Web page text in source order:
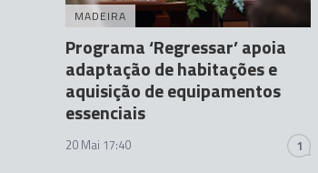
MADEIRA
Programa ‘Regressar’ apoia
adaptação de habitações e
aquisição de equipamentos
essenciais
20 Mai 17:40 1